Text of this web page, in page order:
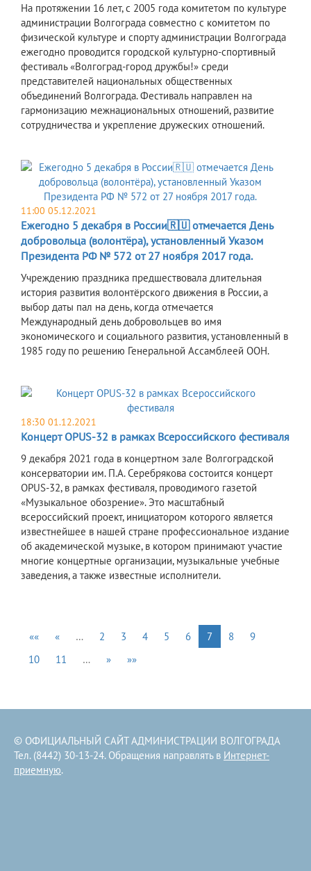
На протяжении 16 лет, с 2005 года комитетом по культуре
администрации Волгограда совместно с комитетом по
физической культуре и спорту администрации Волгограда
ежегодно проводится городской культурно-спортивный
фестиваль «Волгоград-город дружбы!» среди
представителей национальных общественных
объединений Волгограда. Фестиваль направлен на
гармонизацию межнациональных отношений, развитие
сотрудничества и укрепление дружеских отношений.
11:00 05.12.2021
Ежегодно 5 декабря в России🇷🇺 отмечается День
добровольца (волонтёра), установленный Указом
Президента РФ № 572 от 27 ноября 2017 года.
Учреждению праздника предшествовала длительная
история развития волонтёрского движения в России, а
выбор даты пал на день, когда отмечается
Международный день добровольцев во имя
экономического и социального развития, установленный в
1985 году по решению Генеральной Ассамблеей ООН.
18:30 01.12.2021
Концерт OPUS-32 в рамках Всероссийского фестиваля
9 декабря 2021 года в концертном зале Волгоградской
консерватории им. П.А. Серебрякова состоится концерт
OPUS-32, в рамках фестиваля, проводимого газетой
«Музыкальное обозрение». Это масштабный
всероссийский проект, инициатором которого является
известнейшее в нашей стране профессиональное издание
об академической музыке, в котором принимают участие
многие концертные организации, музыкальные учебные
заведения, а также известные исполнители.
«« « … 2 3 4 5 6 7 8
9
10
11 … » »»
© ОФИЦИАЛЬНЫЙ САЙТ АДМИНИСТРАЦИИ ВОЛГОГРАДА
Тел. (8442) 30-13-24. Обращения направлять в Интернет-
приемную.